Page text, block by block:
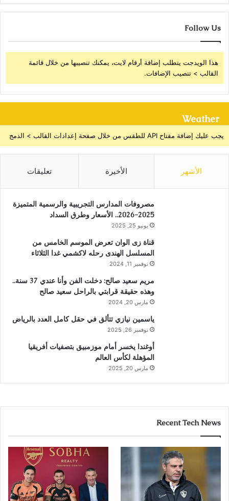
Follow Us
هذا الويدجت يتطلب إضافة أرقام لايت، يمكنك تنصيبها من خلال قائمة
القالب > تنصيب الإضافات.
Weather
يجب عليك إضافة مفتاح API للطقس من خلال صفحة إعدادات القالب > الدمج
الأشهر الأخيرة تعليقات
مصروفات المدارس التجريبية والرسمية المتميزة
2025-2026.. الأسعار وطرق السداد
يونيو 25, 2025
قناة زى الوان تعرض الموسم الخامس من
المسلسل الهندى رحله لاكشمي غدا الثلاثاء
نوفمبر 11, 2024
مريم سعيد صالح: دخلت الفن وأنا عندي 37 سنة..
وهذه حقيقة قرابتي بالراحل سعيد صالح
مارس 20, 2024
ياسمين نيازي تتألق في حقل كامل العدد بالرياض
نوفمبر 26, 2025
أوغندا يخسر أمام موزمبيق بتصفيات أفريقيا
المؤهلة لكأس العالم
مارس 20, 2025
Recent Tech News